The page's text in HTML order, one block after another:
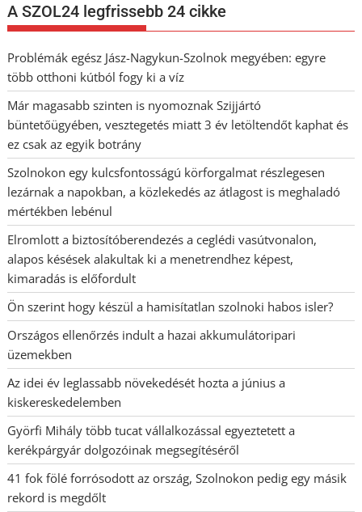
A SZOL24 legfrissebb 24 cikke
Problémák egész Jász-Nagykun-Szolnok megyében: egyre
több otthoni kútból fogy ki a víz
Már magasabb szinten is nyomoznak Szijjártó
büntetőügyében, vesztegetés miatt 3 év letöltendőt kaphat és
ez csak az egyik botrány
Szolnokon egy kulcsfontosságú körforgalmat részlegesen
lezárnak a napokban, a közlekedés az átlagost is meghaladó
mértékben lebénul
Elromlott a biztosítóberendezés a ceglédi vasútvonalon,
alapos késések alakultak ki a menetrendhez képest,
kimaradás is előfordult
Ön szerint hogy készül a hamisítatlan szolnoki habos isler?
Országos ellenőrzés indult a hazai akkumulátoripari
üzemekben
Az idei év leglassabb növekedését hozta a június a
kiskereskedelemben
Györfi Mihály több tucat vállalkozással egyeztetett a
kerékpárgyár dolgozóinak megsegítéséről
41 fok fölé forrósodott az ország, Szolnokon pedig egy másik
rekord is megdőlt